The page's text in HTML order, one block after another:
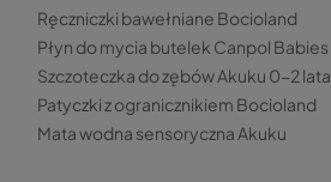
Ręczniczki bawełniane Bocioland
Płyn do mycia butelek Canpol Babies
Szczoteczka do zębów Akuku 0-2 lata
Patyczki z ogranicznikiem Bocioland
Mata wodna sensoryczna Akuku